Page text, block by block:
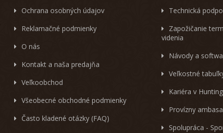
Ochrana osobných údajov
Reklamačné podmienky
O nás
Kontakt a naša predajňa
Veľkoobchod
Všeobecné obchodné podmienky
Často kladené otázky (FAQ)
Technická
Zapožičanie
videnia
Návody a
Veľkostné
Kariéra v
Provízny
Spolupráca -